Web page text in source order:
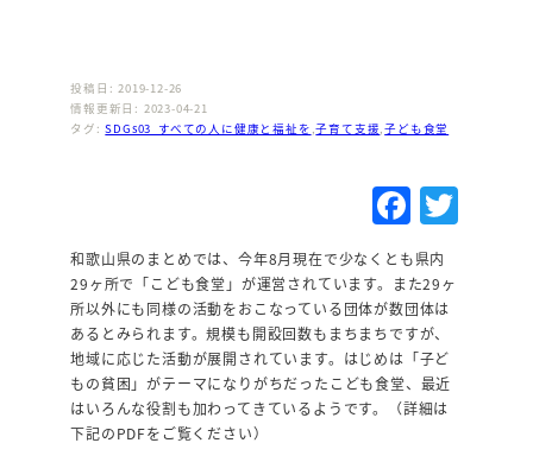
投稿日: 2019-12-26
情報更新日: 2023-04-21
タグ:SDGs03_すべての人に健康と福祉を ,子育て支援 ,子ども食堂
F
a
c
e
b
o
o
T
和歌山県のまとめでは、今年8月現在で少なくとも県内
29ヶ所で「こども食堂」が運営されています。また29ヶ
所以外にも同様の活動をおこなっている団体が数団体は
あるとみられます。規模も開設回数もまちまちですが、
地域に応じた活動が展開されています。はじめは「子ど
もの貧困」がテーマになりがちだったこども食堂、最近
はいろんな役割も加わってきているようです。（詳細は
下記のPDFをご覧ください）